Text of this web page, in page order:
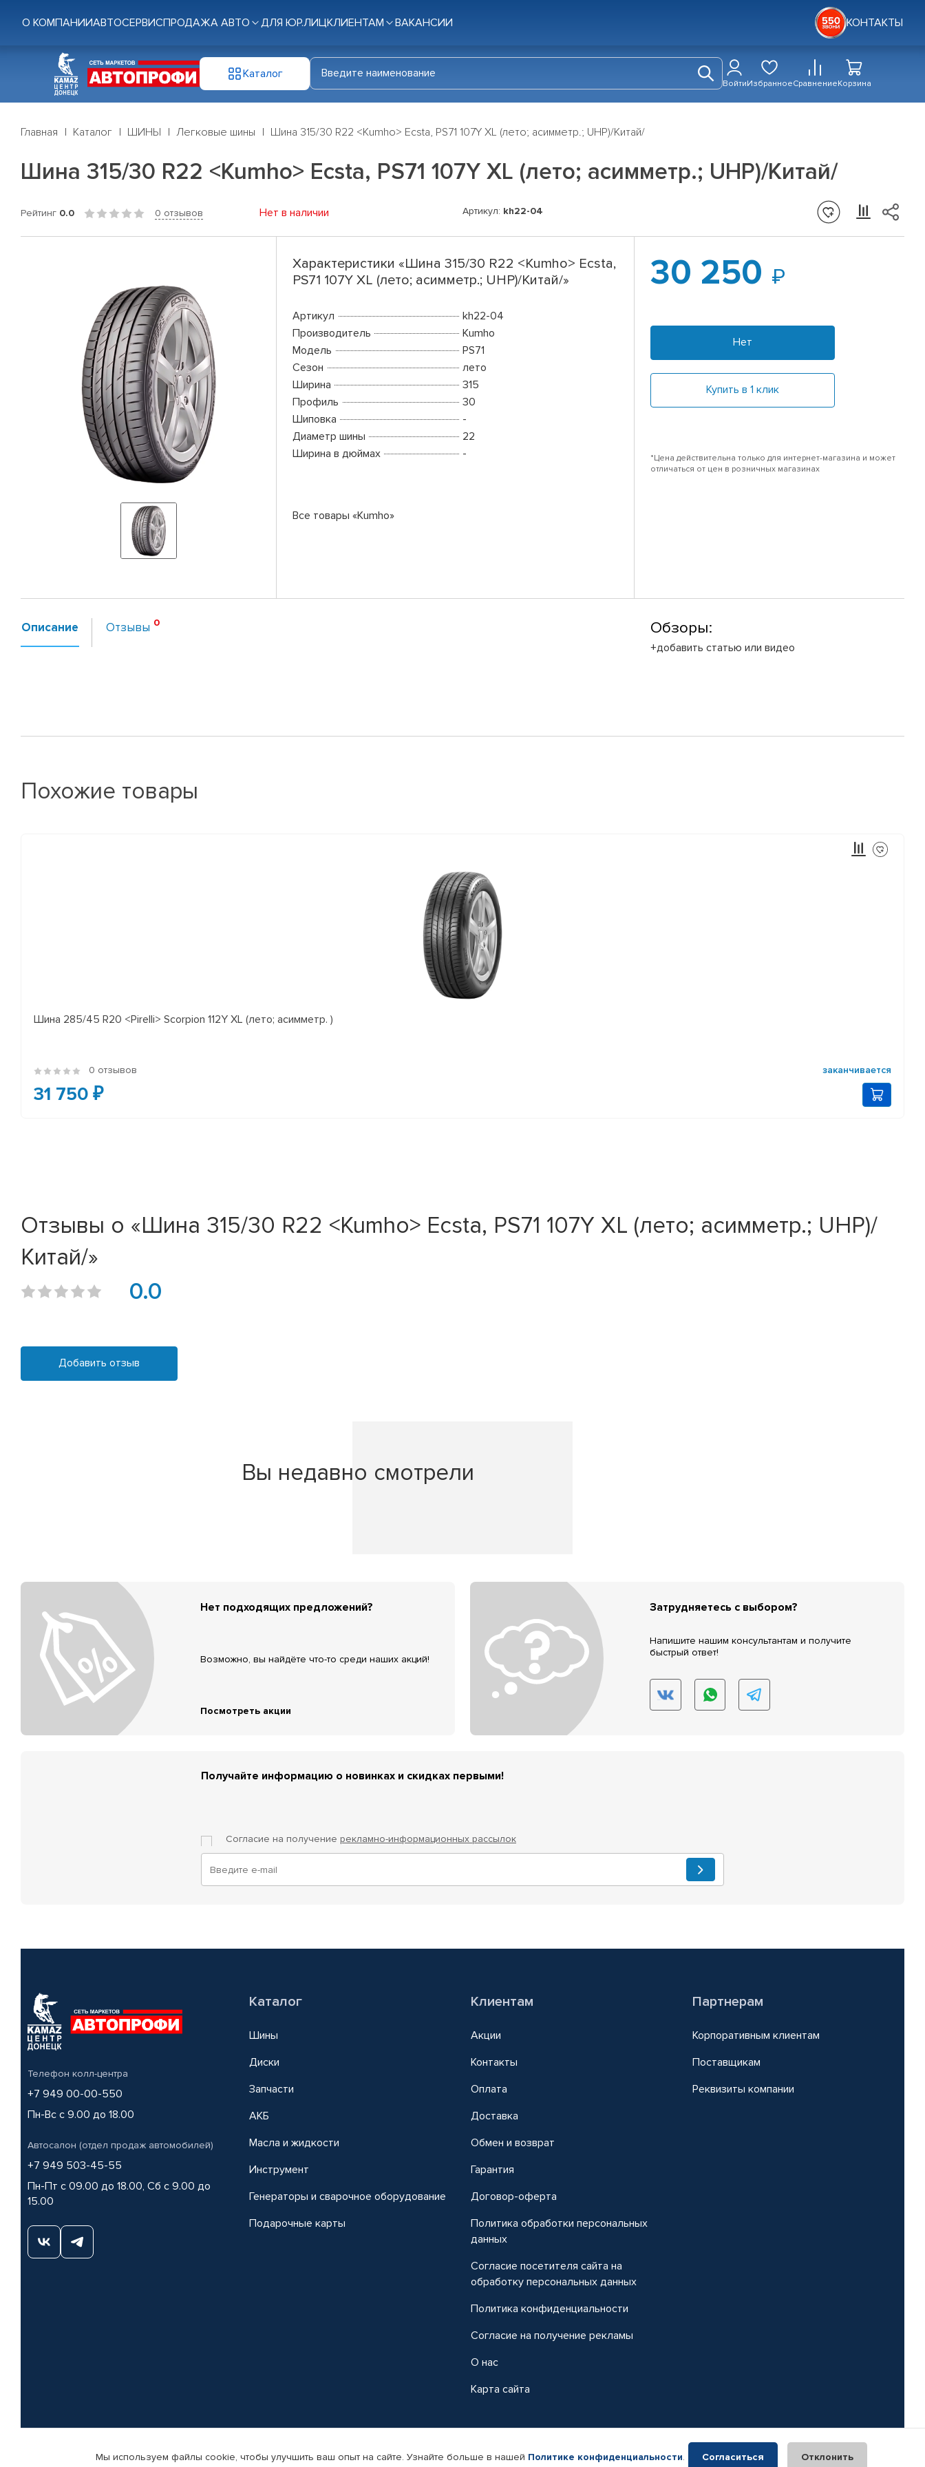
О КОМПАНИИАВТОСЕРВИСПРОДАЖА АВТО ДЛЯ ЮР.ЛИЦКЛИЕНТАМ ВАКАНСИИ КОНТАКТЫ
Каталог
ВойтиИзбранноеСравнениеКорзина
Главная Каталог ШИНЫ Легковые шины Шина 315/30 R22 <Kumho> Ecsta, PS71 107Y XL (лето; асимметр.; UHP)/Китай/
Шина 315/30 R22 <Kumho> Ecsta, PS71 107Y XL (лето; асимметр.; UHP)/Китай/
Рейтинг 0.0 0 отзывов Нет в наличии Артикул: kh22-04
Характеристики «Шина 315/30 R22 <Kumho> Ecsta,
PS71 107Y XL (лето; асимметр.; UHP)/Китай/»
Артикул
kh22-04
Производитель
Kumho
Модель
PS71
Сезон
лето
Ширина
315
Профиль
30
Шиповка
-
Диаметр шины
22
Ширина в дюймах
-
Все товары «Kumho»
30 250
Нет
Купить в 1 клик
*Цена действительна только для интернет-магазина и может
отличаться от цен в розничных магазинах
Описание Отзывы Обзоры:
+добавить статью или видео
Похожие товары
Шина 285/45 R20 <Pirelli> Scorpion 112Y XL (лето; асимметр. )
0 отзывов заканчивается
31 750 ₽
Отзывы о «Шина 315/30 R22 <Kumho> Ecsta, PS71 107Y XL (лето; асимметр.; UHP)/
Китай/»
0.0
Добавить отзыв
Вы недавно смотрели
Нет подходящих предложений?
Возможно, вы найдёте что-то среди наших акций!
Посмотреть акции
Затрудняетесь с выбором?
Напишите нашим консультантам и получите
быстрый ответ!
Получайте информацию о новинках и скидках первыми!
Согласие на получение рекламно-информационных рассылок
Телефон колл-центра
+7 949 00-00-550
Пн-Вс с 9.00 до 18.00
Автосалон (отдел продаж автомобилей)
+7 949 503-45-55
Пн-Пт с 09.00 до 18.00, Сб с 9.00 до
15.00
Каталог
Шины
Диски
Запчасти
АКБ
Масла и жидкости
Инструмент
Генераторы и сварочное оборудование
Подарочные карты
Клиентам
Акции
Контакты
Оплата
Доставка
Обмен и возврат
Гарантия
Договор-оферта
Политика обработки персональных
данных
Согласие посетителя сайта на
обработку персональных данных
Политика конфиденциальности
Согласие на получение рекламы
О нас
Карта сайта
Партнерам
Корпоративным клиентам
Поставщикам
Реквизиты компании
© КАМАЗ ЦЕНТР ДОНЕЦК, 2015-2026. Все права защищены. Интернет-магазин автомобильных товаров Автопрофи.
Мы используем файлы cookie, чтобы улучшить ваш опыт на сайте. Узнайте больше в нашей Политике конфиденциальности. Согласиться Отклонить